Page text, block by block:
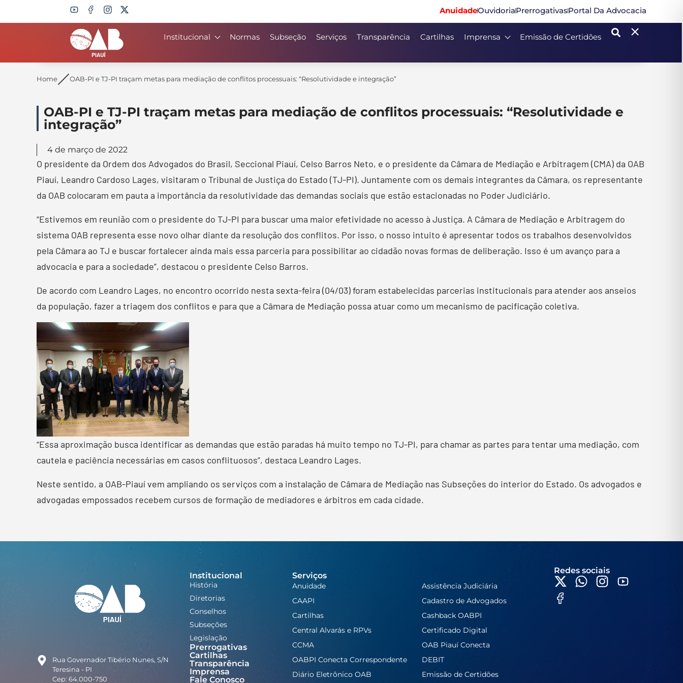
AnuidadeOuvidoriaPrerrogativasPortal Da Advocacia
Institucional Normas Subseção Serviços Transparência Cartilhas Imprensa Emissão de Certidões
Search
Home OAB-PI e TJ-PI traçam metas para mediação de conflitos processuais: “Resolutividade e integração”
OAB-PI e TJ-PI traçam metas para mediação de conflitos processuais: “Resolutividade e
integração”
4 de março de 2022
O presidente da Ordem dos Advogados do Brasil, Seccional Piauí, Celso Barros Neto, e o presidente da Câmara de Mediação e Arbitragem (CMA) da OAB
Piauí, Leandro Cardoso Lages, visitaram o Tribunal de Justiça do Estado (TJ-PI). Juntamente com os demais integrantes da Câmara, os representante
da OAB colocaram em pauta a importância da resolutividade das demandas sociais que estão estacionadas no Poder Judiciário.
“Estivemos em reunião com o presidente do TJ-PI para buscar uma maior efetividade no acesso à Justiça. A Câmara de Mediação e Arbitragem do
sistema OAB representa esse novo olhar diante da resolução dos conflitos. Por isso, o nosso intuito é apresentar todos os trabalhos desenvolvidos
pela Câmara ao TJ e buscar fortalecer ainda mais essa parceria para possibilitar ao cidadão novas formas de deliberação. Isso é um avanço para a
advocacia e para a sociedade”, destacou o presidente Celso Barros.
De acordo com Leandro Lages, no encontro ocorrido nesta sexta-feira (04/03) foram estabelecidas parcerias institucionais para atender aos anseios
da população, fazer a triagem dos conflitos e para que a Câmara de Mediação possa atuar como um mecanismo de pacificação coletiva.
“Essa aproximação busca identificar as demandas que estão paradas há muito tempo no TJ-PI, para chamar as partes para tentar uma mediação, com
cautela e paciência necessárias em casos conflituosos”, destaca Leandro Lages.
Neste sentido, a OAB-Piauí vem ampliando os serviços com a instalação de Câmara de Mediação nas Subseções do interior do Estado. Os advogados e
advogadas empossados recebem cursos de formação de mediadores e árbitros em cada cidade.
Rua Governador Tibério Nunes, S/N
Teresina - PI
Cep: 64.000-750
Institucional
História
Diretorias
Conselhos
Subseções
Legislação
Prerrogativas
Cartilhas
Transparência
Imprensa
Fale Conosco
Serviços
Anuidade
Assistência Judiciária
CAAPI
Cadastro de Advogados
Cartilhas
Cashback OABPI
Central Alvarás e RPVs
Certificado Digital
CCMA
OAB Piauí Conecta
OABPI Conecta Correspondente
DEBIT
Diário Eletrônico OAB
Emissão de Certidões
Redes sociais